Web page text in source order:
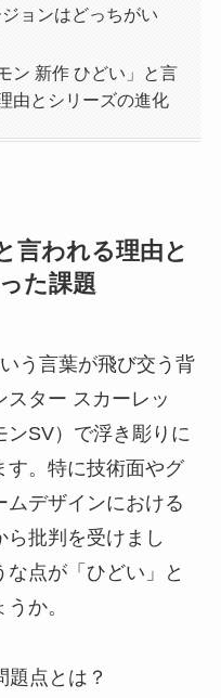
ョンはどっちがい
ン 新作 ひどい」と言
由とシリーズの進化
言われる理由と
た課題
う言葉が飛び交う背
ター スカーレッ
ンSV）で浮き彫りに
す。特に技術面やグ
ムデザインにおける
批判を受けまし
点が「ひどい」と
か。
題点とは？